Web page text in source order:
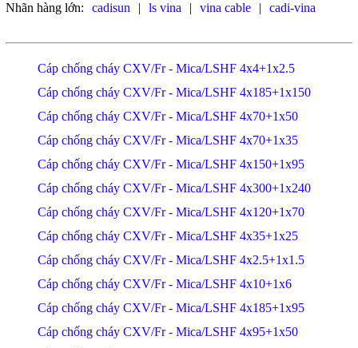
Nhãn hàng lớn: cadisun | ls vina | vina cable | cadi-vina
Cáp chống cháy CXV/Fr - Mica/LSHF 4x4+1x2.5
Cáp chống cháy CXV/Fr - Mica/LSHF 4x185+1x150
Cáp chống cháy CXV/Fr - Mica/LSHF 4x70+1x50
Cáp chống cháy CXV/Fr - Mica/LSHF 4x70+1x35
Cáp chống cháy CXV/Fr - Mica/LSHF 4x150+1x95
Cáp chống cháy CXV/Fr - Mica/LSHF 4x300+1x240
Cáp chống cháy CXV/Fr - Mica/LSHF 4x120+1x70
Cáp chống cháy CXV/Fr - Mica/LSHF 4x35+1x25
Cáp chống cháy CXV/Fr - Mica/LSHF 4x2.5+1x1.5
Cáp chống cháy CXV/Fr - Mica/LSHF 4x10+1x6
Cáp chống cháy CXV/Fr - Mica/LSHF 4x185+1x95
Cáp chống cháy CXV/Fr - Mica/LSHF 4x95+1x50